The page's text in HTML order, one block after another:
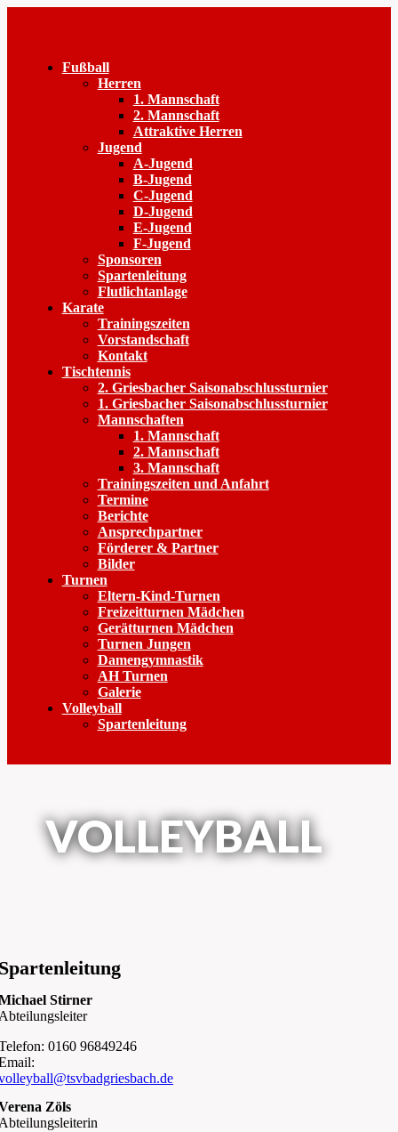
Fußball
Herren
1. Mannschaft
2. Mannschaft
Attraktive Herren
Jugend
A-Jugend
B-Jugend
C-Jugend
D-Jugend
E-Jugend
F-Jugend
Sponsoren
Spartenleitung
Flutlichtanlage
Karate
Trainingszeiten
Vorstandschaft
Kontakt
Tischtennis
2. Griesbacher Saisonabschlussturnier
1. Griesbacher Saisonabschlussturnier
Mannschaften
1. Mannschaft
2. Mannschaft
3. Mannschaft
Trainingszeiten und Anfahrt
Termine
Berichte
Ansprechpartner
Förderer & Partner
Bilder
Turnen
Eltern-Kind-Turnen
Freizeitturnen Mädchen
Gerätturnen Mädchen
Turnen Jungen
Damengymnastik
AH Turnen
Galerie
Volleyball
Spartenleitung
VOLLEYBALL
Stirner
0160 96849246
Zöls